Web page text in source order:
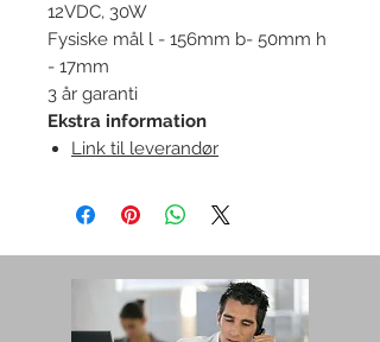
12VDC, 30W
Fysiske mål l - 156mm b- 50mm h
- 17mm
3 år garanti
Ekstra information
Link til leverandør